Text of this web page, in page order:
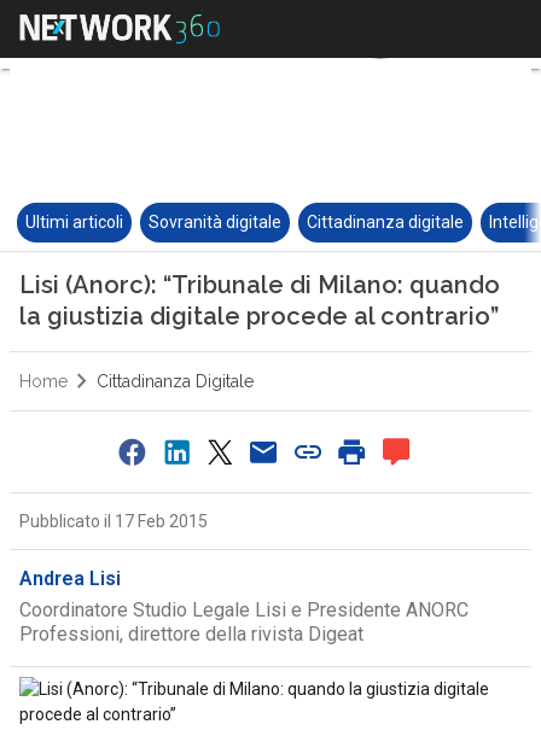
Ultimi articoli Sovranità digitale Cittadinanza digitale
Lisi (Anorc): “Tribunale di Milano: quando
la giustizia digitale procede al contrario”
Home Cittadinanza Digitale
Pubblicato il 17 Feb 2015
Andrea Lisi
Coordinatore Studio Legale Lisi e Presidente ANORC
Professioni, direttore della rivista Digeat